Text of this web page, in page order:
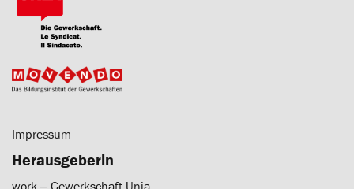
Impressum
Herausgeberin
work ‒ Gewerkschaft Unia